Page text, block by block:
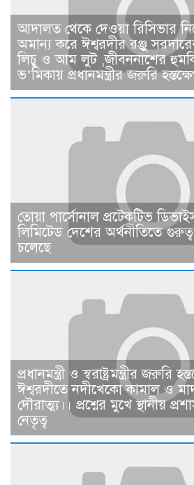
আদালত থেকে দেওয়া রিসিভার
অমান্য করে ঈশ্বরদীর রঞ্জু
লিচু ও আম লুট ,জীবননাশের
ভ’মিকায় প্রধানমন্ত্রীর জরুরি
তোয়া পার্সোনাল প্রটেকটিভ
লিমিটেড দেশের অর্থনীতিতে
চলেছে
প্রধানমন্ত্রী ও স্বরাষ্ট্রমন্ত্রীর জরুরি
ঈশ্বরদীতে নদীখেকো কামাল ও
দৌরাত্ম্য।। প্রশ্নের মুখে স্থানীয়
নেতৃত্ব